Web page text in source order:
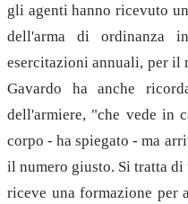
gli agenti hanno ricevuto
dell'arma di ordinanza
esercitazioni annuali, per il
Gavardo ha anche
dell'armiere, "che vede in
corpo - ha spiegato - ma
il numero giusto. Si tratta
riceve una formazione per